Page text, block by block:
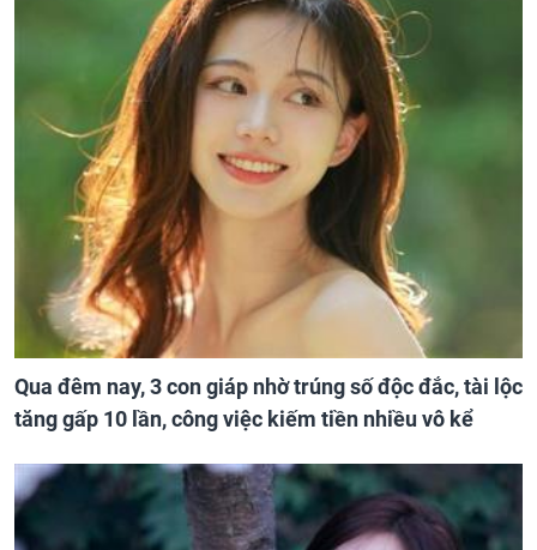
Qua đêm nay, 3 con giáp nhờ trúng số độc đắc, tài lộc
tăng gấp 10 lần, công việc kiếm tiền nhiều vô kể